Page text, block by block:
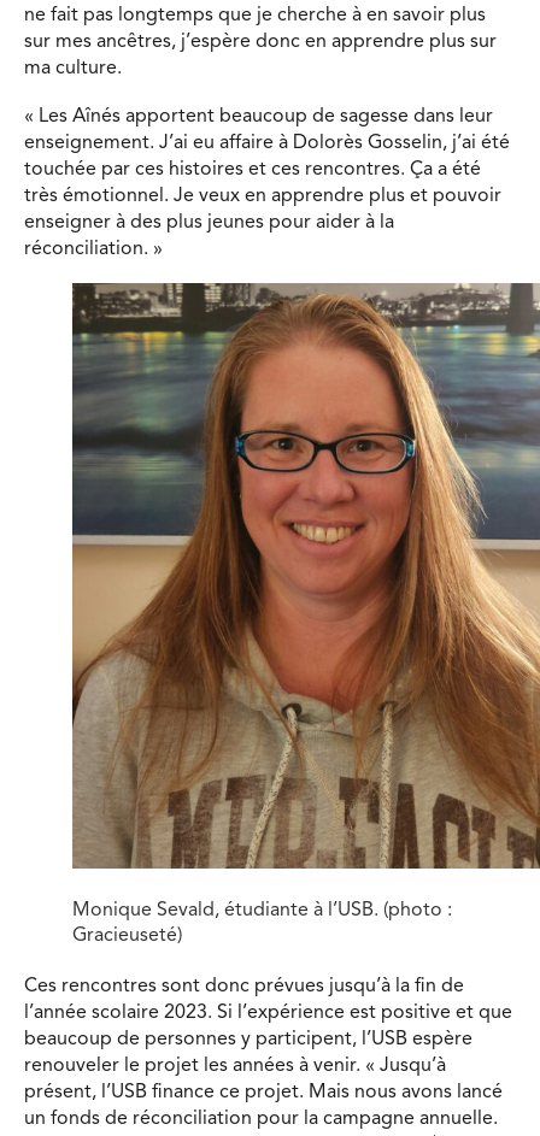
ne fait pas longtemps que je cherche à en savoir plus
sur mes ancêtres, j’espère donc en apprendre plus sur
ma culture.
« Les Aînés apportent beaucoup de sagesse dans leur
enseignement. J’ai eu affaire à Dolorès Gosselin, j’ai été
touchée par ces histoires et ces rencontres. Ça a été
très émotionnel. Je veux en apprendre plus et pouvoir
enseigner à des plus jeunes pour aider à la
réconciliation. »
Monique Sevald, étudiante à l’USB. (photo :
Gracieuseté)
Ces rencontres sont donc prévues jusqu’à la fin de
l’année scolaire 2023. Si l’expérience est positive et que
beaucoup de personnes y participent, l’USB espère
renouveler le projet les années à venir. « Jusqu’à
présent, l’USB finance ce projet. Mais nous avons lancé
un fonds de réconciliation pour la campagne annuelle.